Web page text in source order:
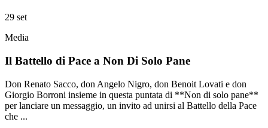
29 set
Media
Il Battello di Pace a Non Di Solo Pane
Don Renato Sacco, don Angelo Nigro, don Benoit Lovati e don
Giorgio Borroni insieme in questa puntata di **Non di solo pane**
per lanciare un messaggio, un invito ad unirsi al Battello della Pace
che ...